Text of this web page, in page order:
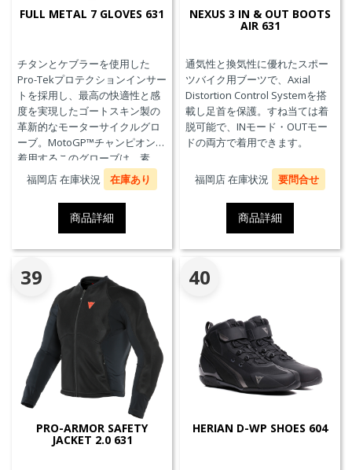
FULL METAL 7 GLOVES 631
チタンとケブラーを使用した
Pro-Tekプロテクションインサー
トを採用し、最高の快適性と感
度を実現したゴートスキン製の
革新的なモーターサイクルグロ
ーブ。MotoGP™チャンピオンが
着用するこのグローブは、素
材、快適性、プロテクションに
おいて、優れたパフォーマンス
のためにダイネーゼテクノロジ
ーの真髄を表現しています。
福岡店 在庫状況 在庫あり
商品詳細
NEXUS 3 IN & OUT BOOTS
AIR 631
通気性と換気性に優れたスポー
ツバイク用ブーツで、Axial
Distortion Control Systemを搭
載し足首を保護。すね当ては着
脱可能で、INモード・OUTモー
ドの両方で着用できます。
福岡店 在庫状況 要問合せ
商品詳細
39
PRO-ARMOR SAFETY
JACKET 2.0 631
40
HERIAN D-WP SHOES 604